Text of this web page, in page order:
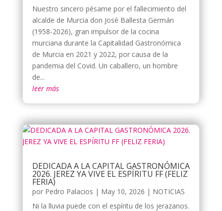
Nuestro sincero pésame por el fallecimiento del
alcalde de Murcia don José Ballesta Germán
(1958-2026), gran impulsor de la cocina
murciana durante la Capitalidad Gastronómica
de Murcia en 2021 y 2022, por causa de la
pandemia del Covid. Un caballero, un hombre
de...
leer más
DEDICADA A LA CAPITAL GASTRONÓMICA
2026. JEREZ YA VIVE EL ESPÍRITU FF (FELIZ
FERIA)
por Pedro Palacios | May 10, 2026 | NOTICIAS
Ni la lluvia puede con el espíritu de los jerazanos.